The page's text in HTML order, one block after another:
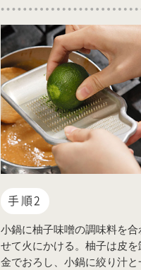
手順2
小鍋に柚子味噌の調味料を合
せて火にかける。柚子は皮を
金でおろし、小鍋に絞り汁と